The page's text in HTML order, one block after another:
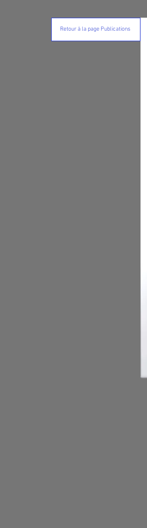
Retour à la page Publications